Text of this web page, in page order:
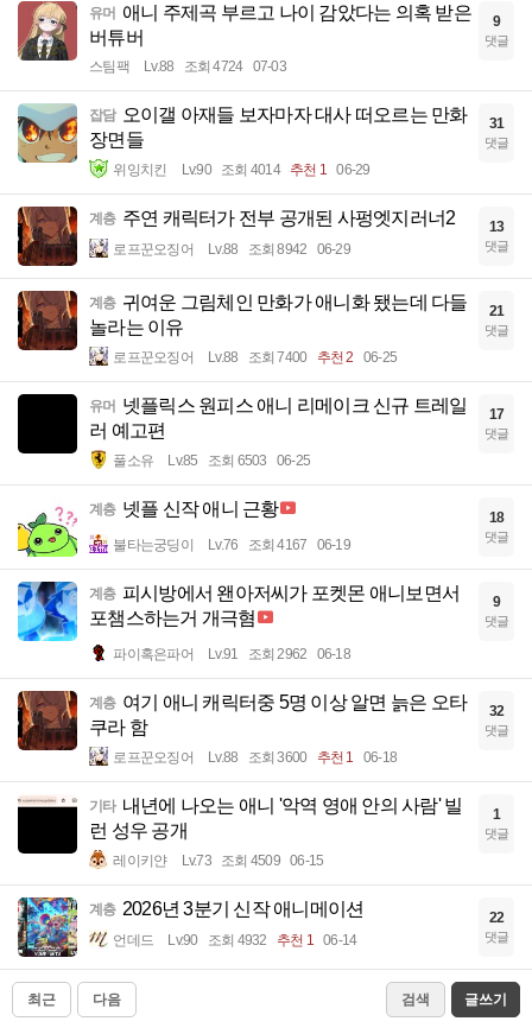
유머 애니 주제곡 부르고 나이 감았다는 의혹 받은
버튜버
스팀팩 Lv.88 조회 4724 07-03
9
댓글
잡담 오이갤 아재들 보자마자 대사 떠오르는 만화
장면들
위잉치킨 Lv.90 조회 4014 추천 1 06-29
31
댓글
계층 주연 캐릭터가 전부 공개된 사펑엣지러너2
로프꾼오징어 Lv.88 조회 8942 06-29
13
댓글
계층 귀여운 그림체인 만화가 애니화 됐는데 다들
놀라는 이유
로프꾼오징어 Lv.88 조회 7400 추천 2 06-25
21
댓글
유머 넷플릭스 원피스 애니 리메이크 신규 트레일
러 예고편
풀소유 Lv.85 조회 6503 06-25
17
댓글
계층 넷플 신작 애니 근황
불타는궁딩이 Lv.76 조회 4167 06-19
18
댓글
계층 피시방에서 왠아저씨가 포켓몬 애니보면서
포챔스하는거 개극혐
파이혹은파어 Lv.91 조회 2962 06-18
9
댓글
계층 여기 애니 캐릭터중 5명 이상 알면 늙은 오타
쿠라 함
로프꾼오징어 Lv.88 조회 3600 추천 1 06-18
32
댓글
기타 내년에 나오는 애니 '악역 영애 안의 사람' 빌
런 성우 공개
레이키얀 Lv.73 조회 4509 06-15
1
댓글
계층 2026년 3분기 신작 애니메이션
언데드 Lv.90 조회 4932 추천 1 06-14
22
댓글
최근 다음 검색 글쓰기